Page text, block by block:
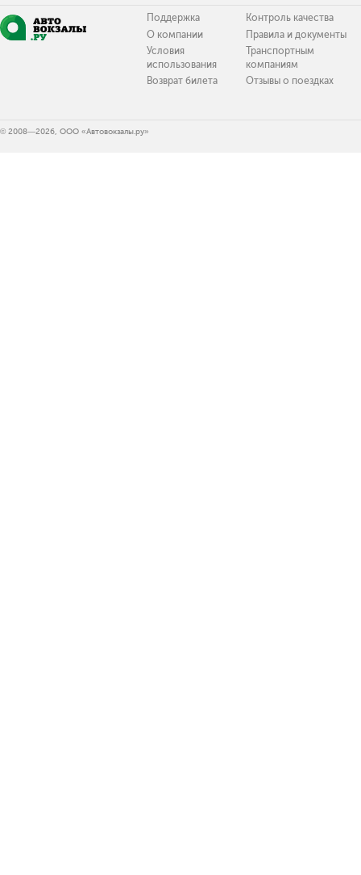
Поддержка
О компании
Условия
использования
Возврат билета
Контроль качества
Правила и документы
Транспортным
компаниям
Отзывы о поездках
© 2008—2026, ООО «Автовокзалы.ру»